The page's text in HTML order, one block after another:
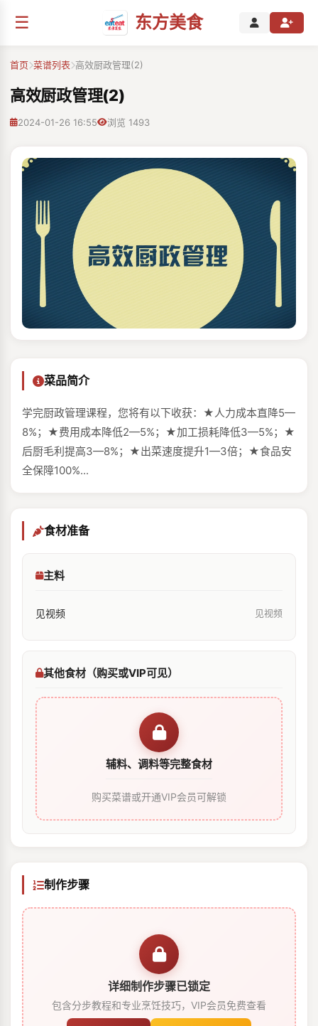
☰ 东方美食
首页 菜谱列表 高效厨政管理(2)
高效厨政管理(2)
2024-01-26 16:55 浏览 1493
菜品简介
学完厨政管理课程，您将有以下收获：★人力成本‌直降5—
8%；★费用成本‌降低2—5%；★加工损耗‌降低3—5%；★
后厨毛利‌提高3—8%；★出菜速度‌提升1—3倍‌；★食品安
全‌保障100%...
食材准备
主料
见视频 见视频
其他食材（购买或VIP可见）
辅料、调料等完整食材
购买菜谱或开通VIP会员可解锁
制作步骤
详细制作步骤已锁定
包含分步教程和专业烹饪技巧，VIP会员免费查看